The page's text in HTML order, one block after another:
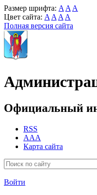
Размер шрифта: A A A
Цвет сайта: A A A A
Полная версия сайта
Официальный
RSS
AAA
Карта сайта
Войти